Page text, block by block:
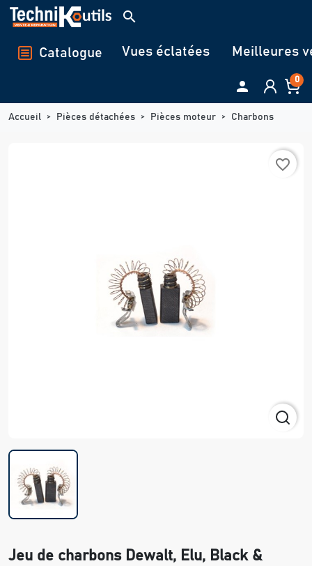
Panneau de gestion des cookies
search
Catalogue Vues éclatées Meilleures
 0
Accueil Pièces détachées Pièces moteur Charbons
favorite_border
Jeu de charbons Dewalt, Elu, Black &